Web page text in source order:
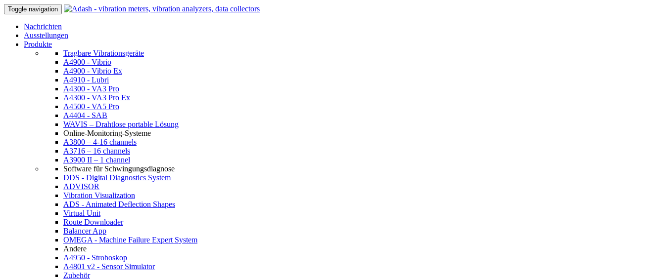
Toggle navigation
Nachrichten
Ausstellungen
Produkte
Tragbare Vibrationsgeräte
A4900 - Vibrio
A4900 - Vibrio Ex
A4910 - Lubri
A4300 - VA3 Pro
A4300 - VA3 Pro Ex
A4500 - VA5 Pro
A4404 - SAB
WAVIS – Drahtlose portable Lösung
Online-Monitoring-Systeme
A3800 – 4-16 channels
A3716 – 16 channels
A3900 II – 1 channel
Software für Schwingungsdiagnose
DDS - Digital Diagnostics System
ADVISOR
Vibration Visualization
ADS - Animated Deflection Shapes
Virtual Unit
Route Downloader
Balancer App
OMEGA - Machine Failure Expert System
Andere
A4950 - Stroboskop
A4801 v2 - Sensor Simulator
Zubehör